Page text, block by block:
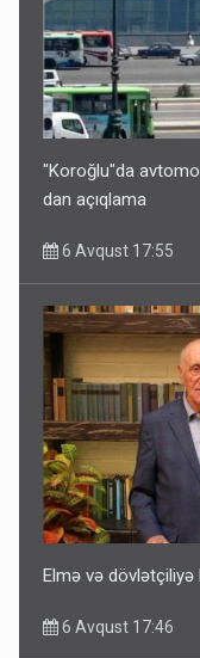
"Koroğlu"da
dan açıqlama
6 Avqust 17:55
Elmə və
6 Avqust 17:46